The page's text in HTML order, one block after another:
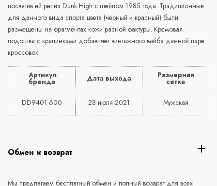
посвятив ей релиз Dunk High с шейпом 1985 года. Традиционные
для данного вида спорта цвета (чёрный и красный) были
размещены на фрагментах кожи разной фактуры. Кремовая
подошва с крапинками добавляет винтажного вайба данной паре
кроссовок.
Артикул
бренда Дата выхода Размерная
сетка
DD9401 600 28 июля 2021 Мужская
Обмен и возврат
Мы предлагаем бесплатный обмен и полный возврат для всех